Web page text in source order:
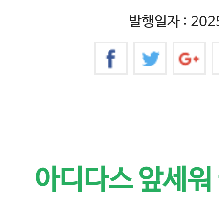
발행일자 :
아디다스 앞세